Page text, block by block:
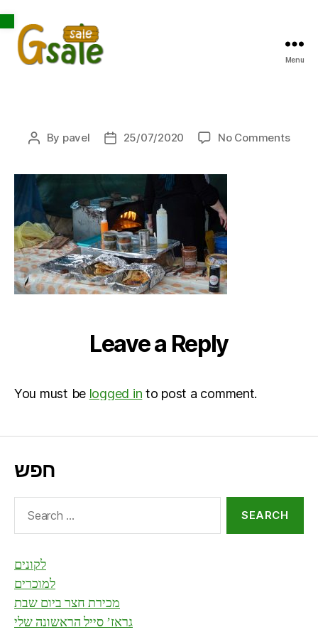
Open toolbar
Menu
Post
By pavel
Post25/07/2020 No Commentson
Leave a Reply
You must be logged in to post a comment.
חפש
לקונים
למוכרים
מכירת חצר ביום שבת
גראז’ סייל הראשונה שלי